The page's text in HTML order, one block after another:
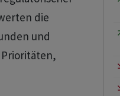
die
und